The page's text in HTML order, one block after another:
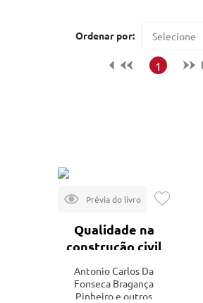
Construção (7)Ordenar por: Selecione
Maior
1
Qualidade na
construção civil
Antonio Carlos Da
Fonseca Bragança
Pinheiro e outros